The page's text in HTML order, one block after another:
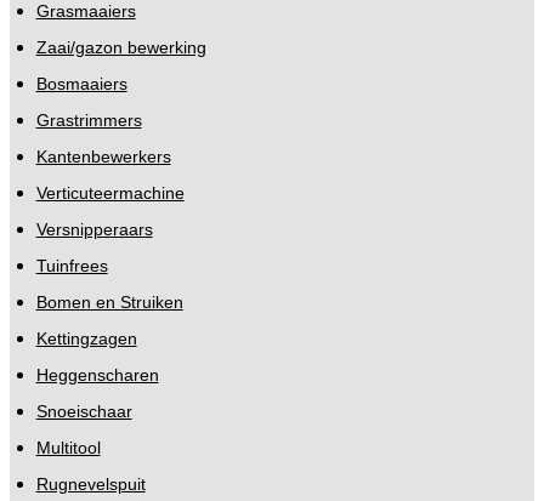
Grasmaaiers
Zaai/gazon bewerking
Bosmaaiers
Grastrimmers
Kantenbewerkers
Verticuteermachine
Versnipperaars
Tuinfrees
Bomen en Struiken
Kettingzagen
Heggenscharen
Snoeischaar
Multitool
Rugnevelspuit